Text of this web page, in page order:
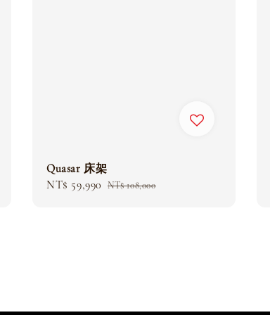
Quasar 床架
Sale
NT$ 59,990 Regular
NT$ 108,000